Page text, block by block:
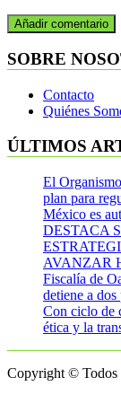
SOBRE
Contacto
Quiénes
ÚLTIMOS
El
plan para
México es
DESTACA
AVANZAR
Fiscalía de
detiene a dos
Con ciclo de
ética y la
Copyright © Todos